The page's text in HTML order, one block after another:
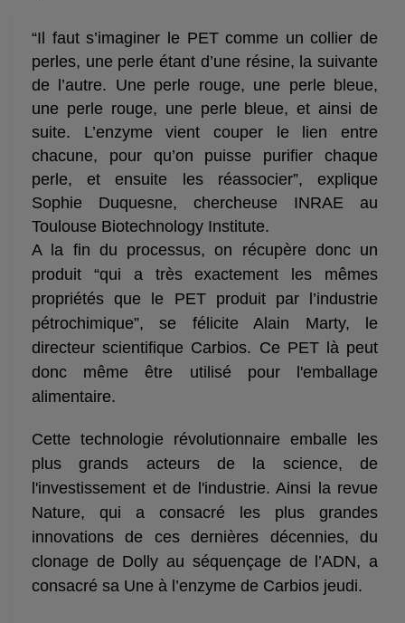
“Il faut s’imaginer le PET comme un collier de
perles, une perle étant d’une résine, la suivante
de l’autre. Une perle rouge, une perle bleue,
une perle rouge, une perle bleue, et ainsi de
suite. L’enzyme vient couper le lien entre
chacune, pour qu’on puisse purifier chaque
perle, et ensuite les réassocier”, explique
Sophie Duquesne, chercheuse INRAE au
Toulouse Biotechnology Institute.
A la fin du processus, on récupère donc un
produit “qui a très exactement les mêmes
propriétés que le PET produit par l’industrie
pétrochimique”, se félicite Alain Marty, le
directeur scientifique Carbios. Ce PET là peut
donc même être utilisé pour l'emballage
alimentaire.
Cette technologie révolutionnaire emballe les
plus grands acteurs de la science, de
l'investissement et de l'industrie. Ainsi la revue
Nature, qui a consacré les plus grandes
innovations de ces dernières décennies, du
clonage de Dolly au séquençage de l’ADN, a
consacré sa Une à l’enzyme de Carbios jeudi.